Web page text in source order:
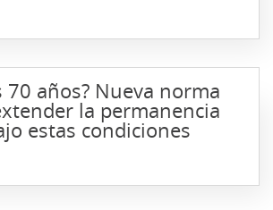
70 años? Nueva norma
la permanencia
estas condiciones